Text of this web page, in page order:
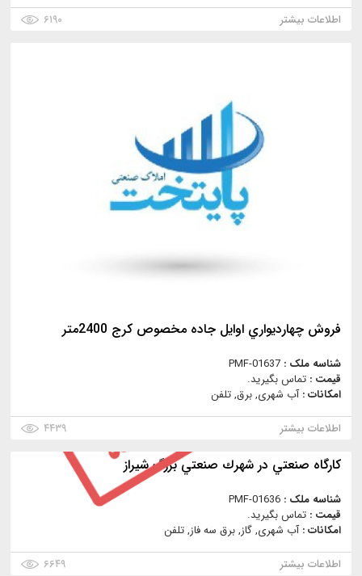
اطلاعات بیشتر
۶۱۹۰
فروش چهارديواري اوايل جاده مخصوص كرج 2400متر
شناسه ملک : PMF-01637
قیمت : تماس بگیرید.
امکانات :آب شهری, برق, تلفن
اطلاعات بیشتر
۴۴۳۹
كارگاه صنعتي در شهرك صنعتي بزرگ شيراز
شناسه ملک : PMF-01636
قیمت : تماس بگیرید.
امکانات :آب شهری, گاز, برق سه فاز, تلفن
اطلاعات بیشتر
۶۶۴۹